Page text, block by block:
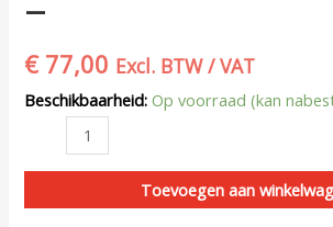
–
€77,00 Excl. BTW / VAT
Beschikbaarheid: Op voorraad (kan
Toevoegen aan